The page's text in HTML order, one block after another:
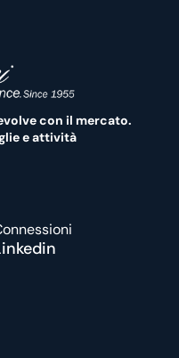
con il mercato.
e attività